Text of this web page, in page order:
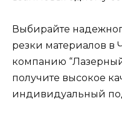
Выбирайте
резки материалов в
компанию
получите высокое
индивидуальный